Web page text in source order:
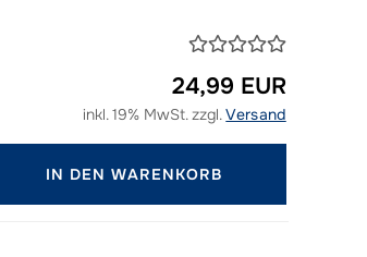
24,99 EUR
inkl. 19% MwSt. zzgl.Versand
IN DEN WARENKORB